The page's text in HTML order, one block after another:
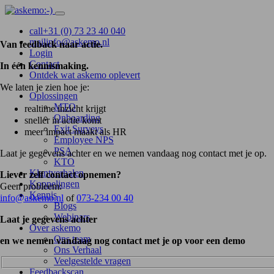
call+31 (0) 73 23 40 040
mailinfo@askemo.nl
Login
Contact
Ontdek wat askemo oplevert
Oplossingen
MTO
Onboarding
Exit Surveys
Employee NPS
PSA
KTO
Klantverhalen
Koppelingen
Kennis
Blogs
Webinars
Over askemo
Ons team
Ons Verhaal
Veelgestelde vragen
Feedbackscan
Van feedback naar actie.
In één kennismaking.
We laten je zien hoe je:
realtime inzicht krijgt
sneller in actie komt
meer impact maakt als HR
Laat je gegevens achter en we nemen vandaag nog contact met je op.
Liever zelf contact opnemen?
Geen probleem:
info@askemo.nl of073-234 00 40
Laat je gegevens achter
en we nemen vandaag nog contact met je op voor een demo